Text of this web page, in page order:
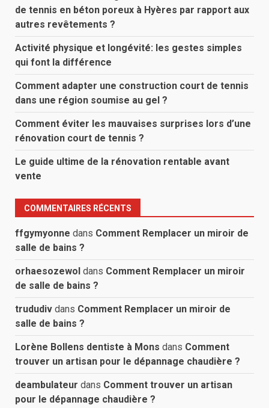
de tennis en béton poreux à Hyères par rapport aux
autres revêtements ?
Activité physique et longévité: les gestes simples
qui font la différence
Comment adapter une construction court de tennis
dans une région soumise au gel ?
Comment éviter les mauvaises surprises lors d’une
rénovation court de tennis ?
Le guide ultime de la rénovation rentable avant
vente
COMMENTAIRES RÉCENTS
ffgymyonne dans Comment Remplacer un miroir de
salle de bains ?
orhaesozewol dans Comment Remplacer un miroir
de salle de bains ?
trududiv dans Comment Remplacer un miroir de
salle de bains ?
Lorène Bollens dentiste à Mons dans Comment
trouver un artisan pour le dépannage chaudière ?
deambulateur dans Comment trouver un artisan
pour le dépannage chaudière ?